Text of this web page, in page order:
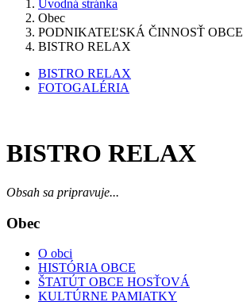
Úvodná stránka
Obec
PODNIKATEĽSKÁ ČINNOSŤ OBCE
BISTRO RELAX
BISTRO RELAX
FOTOGALÉRIA
BISTRO RELAX
Obsah sa pripravuje...
Obec
O obci
HISTÓRIA OBCE
ŠTATÚT OBCE HOSŤOVÁ
KULTÚRNE PAMIATKY